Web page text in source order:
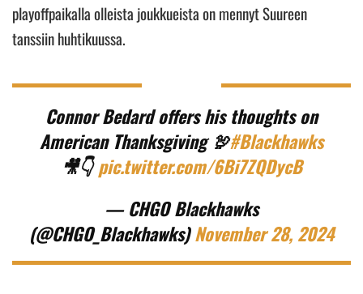
playoffpaikalla olleista joukkueista on mennyt Suureen
tanssiin huhtikuussa.
Connor Bedard offers his thoughts on
American Thanksgiving 🦃#Blackhawks
🎥👇pic.twitter.com/6Bi7ZQDycB
— CHGO Blackhawks
(@CHGO_Blackhawks)November 28, 2024